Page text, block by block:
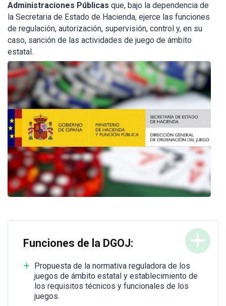
Administraciones Públicas que, bajo la dependencia de
la Secretaria de Estado de Hacienda, ejerce las funciones
de regulación, autorización, supervisión, control y, en su
caso, sanción de las actividades de juego de ámbito
estatal.
Funciones de la DGOJ:
Propuesta de la normativa reguladora de los
juegos de ámbito estatal y establecimiento de
los requisitos técnicos y funcionales de los
juegos.